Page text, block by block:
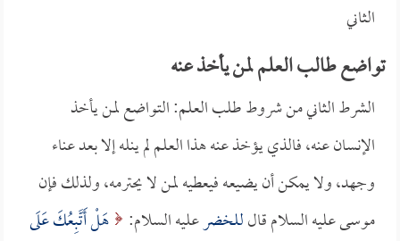
الثاني
تواضع طالب العلم لمن يأخذ عنه
الشرط الثاني من شروط طلب العلم: التواضع لمن يأخذ
الإنسان عنه، فالذي يؤخذ عنه هذا العلم لم ينله إلا بعد عناء
وجهد، ولا يمكن أن يضيعه فيعطيه لمن لا يحترمه، ولذلك فإن
موسى عليه السلام قالللخضرعليه السلام: هَلْ أَتَّبِعُكَ عَلَى